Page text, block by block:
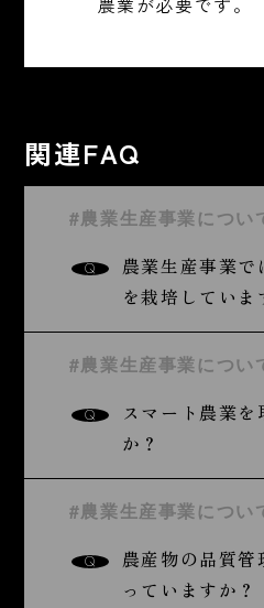
関連FAQ
#農業生産事業につい
Q
農業生産事業
を栽培していま
#農業生産事業につい
Q
スマート農業
か？
#農業生産事業につい
Q
農産物の品質
っていますか？